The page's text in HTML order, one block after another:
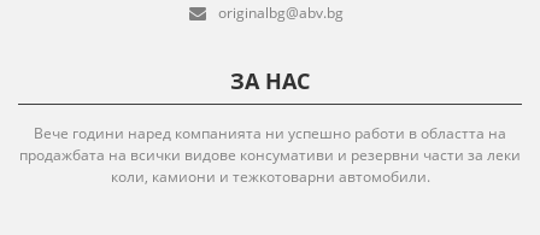
originalbg@abv.bg
ЗА НАС
Вече години наред компанията ни успешно работи в областта на
продажбата на всички видове консумативи и резервни части за леки
коли, камиони и тежкотоварни автомобили.